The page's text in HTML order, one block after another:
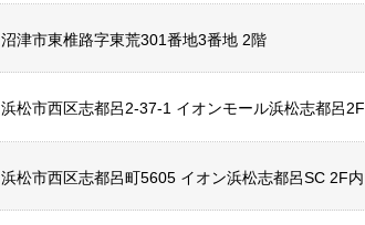
沼津市東椎路字東荒301番地3番地 2階
浜松市西区志都呂2-37-1 イオンモール浜松志都呂2F
浜松市西区志都呂町5605 イオン浜松志都呂SC 2F内